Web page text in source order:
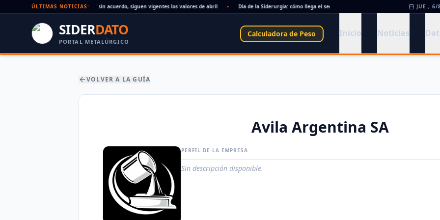
ÚLTIMAS NOTICIAS:
Paritaria UOM agosto 2026: sin acuerdo, siguen vigentes los valores de abril Día de la Siderurgia: cómo llega el sector al aniversario 78 del legado de Savio •
JUE., 6/
SIDERDATO
PORTAL METALÚRGICO
Calculadora de Peso Inicio Noticias
VOLVER A LA GUÍA
Avila Argentina SA
PERFIL DE LA EMPRESA
Sin descripción disponible.